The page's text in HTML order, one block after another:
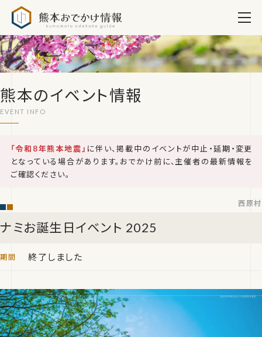
熊本のイベント情報
「令和8年熊本地震」 に伴い、掲載中のイベントが中止・延期・変更
となっている場合があります。おでかけ前に、主催者の最新情報を
ご確認ください。
ナミお誕生日イベント 2025
西原村
終了しました